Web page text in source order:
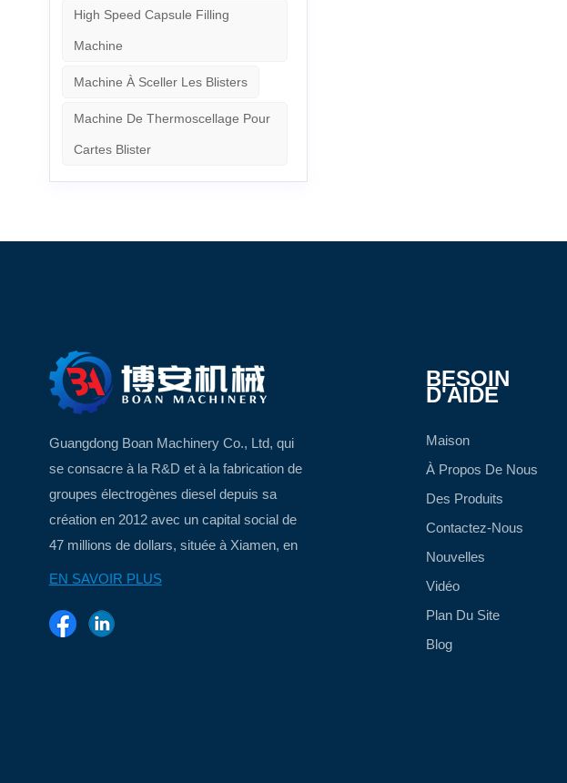
High Speed Capsule Filling
Machine
Machine À Sceller Les Blisters
Machine De Thermoscellage Pour
Cartes Blister
Guangdong Boan Machinery Co., Ltd, qui
se consacre à la R&D et à la fabrication de
groupes électrogènes diesel depuis sa
création en 2012 avec un capital social de
47 millions de dollars, située à Xiamen, en
Chine, une belle ville insulaire...
EN SAVOIR PLUS
BESOIN
D'AIDE
Maison
À Propos De Nous
Des Produits
Contactez-Nous
Nouvelles
Vidéo
Plan Du Site
Blog